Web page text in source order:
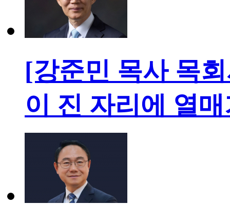
[강준민 목사 목
이 진 자리에 열